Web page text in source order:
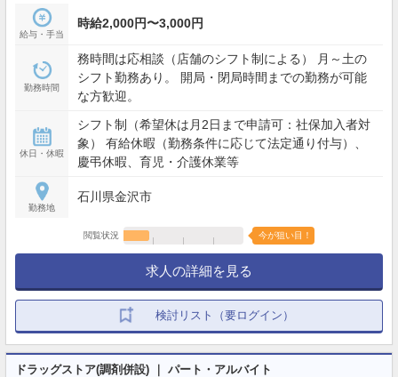
給与・手当
時給2,000円〜3,000円
勤務時間
務時間は応相談（店舗のシフト制による） 月～土の
シフト勤務あり。 開局・閉局時間までの勤務が可能
な方歓迎。
休日・休暇
シフト制（希望休は月2日まで申請可：社保加入者対
象） 有給休暇（勤務条件に応じて法定通り付与）、
慶弔休暇、育児・介護休業等
勤務地
石川県金沢市
閲覧状況 今が狙い目！
求人の詳細を見る
検討リスト（要ログイン）
ドラッグストア(調剤併設) ｜ パート・アルバイト